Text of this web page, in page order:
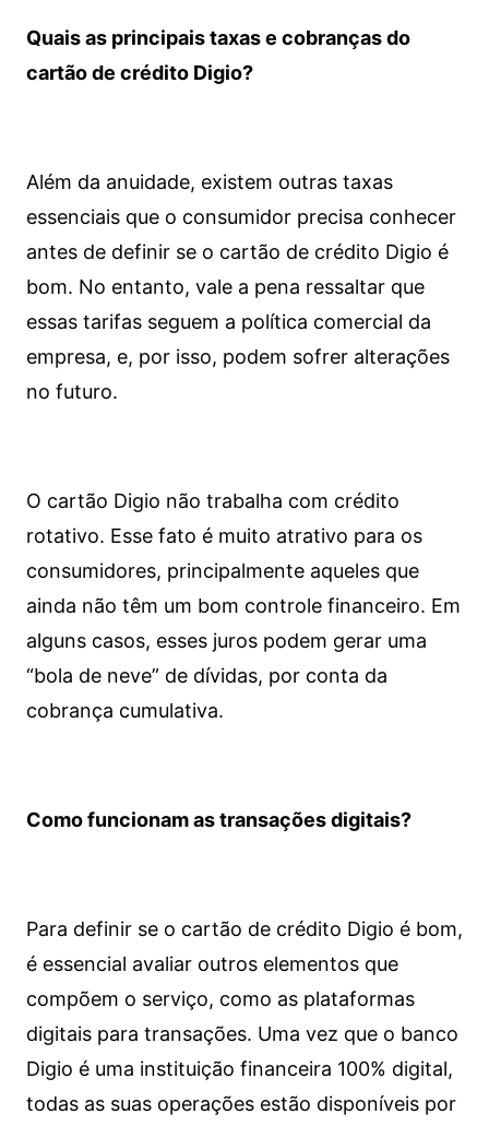
Quais as principais taxas e cobranças do
cartão de crédito Digio?
Além da anuidade, existem outras taxas
essenciais que o consumidor precisa conhecer
antes de definir se o cartão de crédito Digio é
bom. No entanto, vale a pena ressaltar que
essas tarifas seguem a política comercial da
empresa, e, por isso, podem sofrer alterações
no futuro.
O cartão Digio não trabalha com crédito
rotativo. Esse fato é muito atrativo para os
consumidores, principalmente aqueles que
ainda não têm um bom controle financeiro. Em
alguns casos, esses juros podem gerar uma
“bola de neve” de dívidas, por conta da
cobrança cumulativa.
Como funcionam as transações digitais?
Para definir se o cartão de crédito Digio é bom,
é essencial avaliar outros elementos que
compõem o serviço, como as plataformas
digitais para transações. Uma vez que o banco
Digio é uma instituição financeira 100% digital,
todas as suas operações estão disponíveis por